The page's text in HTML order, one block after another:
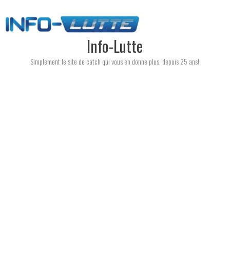
to
content
Info-Lutte
Simplement le site de catch qui vous en donne plus, depuis 25 ans!